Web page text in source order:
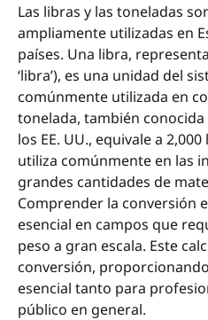
Las libras y las toneladas
ampliamente utilizadas en
países. Una libra,
‘libra’), es una unidad del
comúnmente utilizada en
tonelada, también
los EE. UU., equivale a
utiliza comúnmente en las
grandes cantidades de
Comprender la conversión
esencial en campos que
peso a gran escala. Este
conversión,
esencial tanto para
público en general.